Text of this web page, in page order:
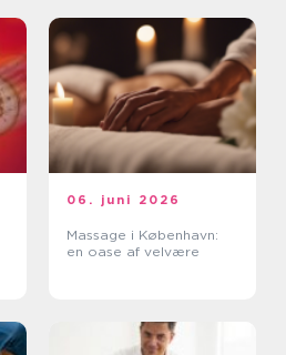
06. juni 2026
Massage i København:
en oase af velvære